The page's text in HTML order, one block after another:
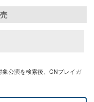
公演を検索後、CNプレイガ